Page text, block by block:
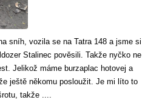
sníh, vozila se na Tatra 148 a jsme si
Stalinec pověsili. Takže nyčko ne
Jelikož máme burzaplac hotovej a
ještě někomu posloužit. Je mi líto to
takže ....